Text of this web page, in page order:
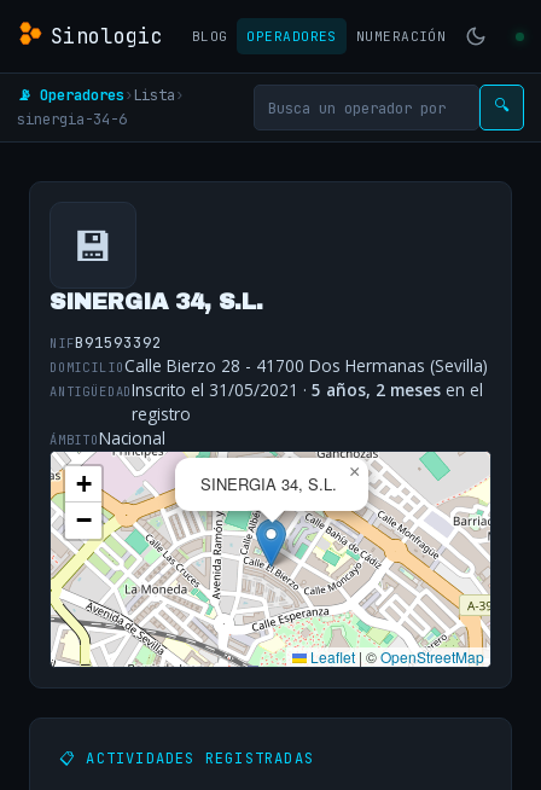
Sinologic BLOG OPERADORES NUMERACIÓN
📡 Operadores› Lista›
sinergia-34-6
🔍
💾
SINERGIA 34, S.L.
NIFB91593392
DOMICILIOCalle Bierzo 28 - 41700 Dos Hermanas (Sevilla)
ANTIGÜEDADInscrito el 31/05/2021 ·5 años, 2 meses en el
registro
ÁMBITONacional
SINERGIA 34, S.L.
×
+
−
Leaflet | ©OpenStreetMap
📋 ACTIVIDADES REGISTRADAS